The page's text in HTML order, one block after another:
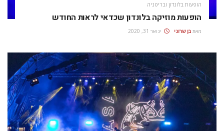
הופעות בלונדון ובריטניה
הופעות מוזיקה בלונדון שכדאי לראות החודש
מאת בן שרוני ינואר 31, 2020